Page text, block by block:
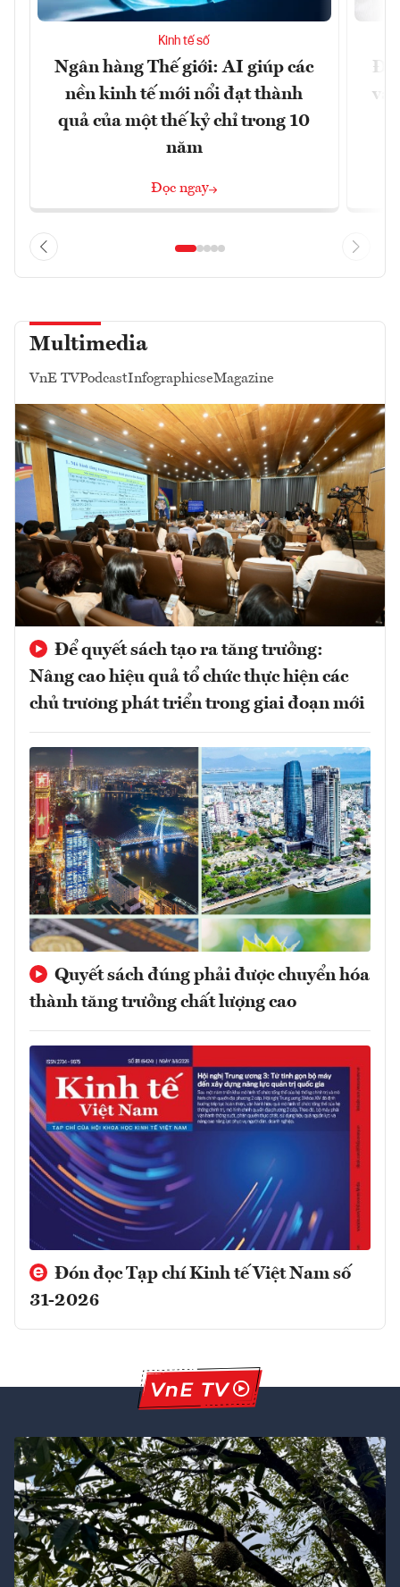
Kinh tế số
Ngân hàng Thế giới: AI giúp các
nền kinh tế mới nổi đạt thành
quả của một thế kỷ chỉ trong 10
năm
Đọc ngay
Multimedia
VnE TVPodcastInfographicseMagazine
Để quyết sách tạo ra tăng trưởng:
Nâng cao hiệu quả tổ chức thực hiện các
chủ trương phát triển trong giai đoạn mới
Quyết sách đúng phải được chuyển hóa
thành tăng trưởng chất lượng cao
Đón đọc Tạp chí Kinh tế Việt Nam số
31-2026